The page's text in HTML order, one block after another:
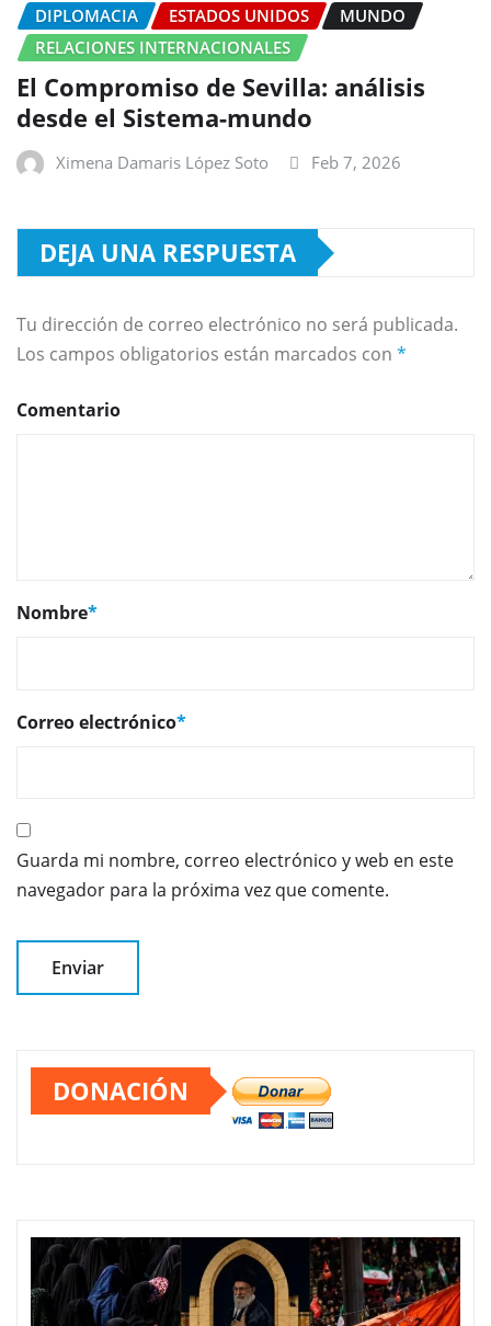
DIPLOMACIA ESTADOS UNIDOS
MUNDO
RELACIONES INTERNACIONALES
El Compromiso de Sevilla: análisis
desde el Sistema-mundo
Ximena Damaris López Soto Feb 7, 2026
DEJA UNA RESPUESTA
Tu dirección de correo electrónico no será publicada.
Los campos obligatorios están marcados con *
Comentario
Nombre*
Correo electrónico*
Guarda mi nombre, correo electrónico y web en este
navegador para la próxima vez que comente.
DONACIÓN